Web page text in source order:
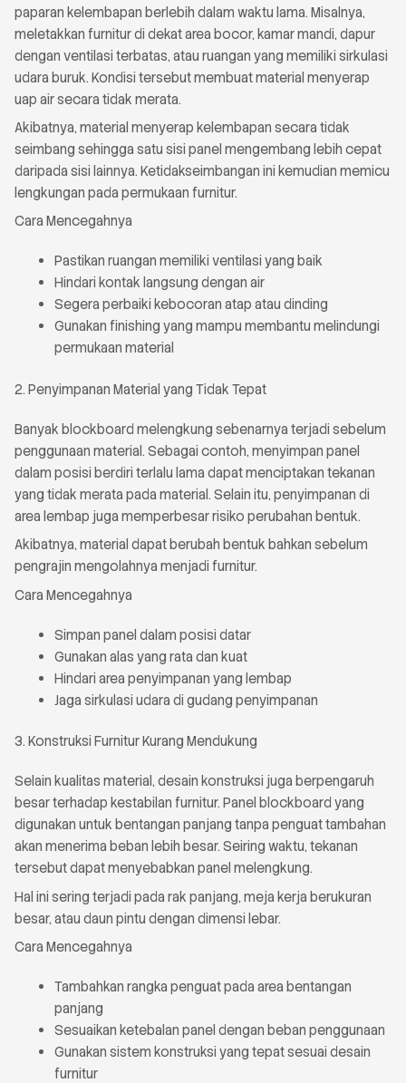
paparan kelembapan berlebih dalam waktu lama. Misalnya,
meletakkan furnitur di dekat area bocor, kamar mandi, dapur
dengan ventilasi terbatas, atau ruangan yang memiliki sirkulasi
udara buruk. Kondisi tersebut membuat material menyerap
uap air secara tidak merata.
Akibatnya, material menyerap kelembapan secara tidak
seimbang sehingga satu sisi panel mengembang lebih cepat
daripada sisi lainnya. Ketidakseimbangan ini kemudian memicu
lengkungan pada permukaan furnitur.
Cara Mencegahnya
Pastikan ruangan memiliki ventilasi yang baik
Hindari kontak langsung dengan air
Segera perbaiki kebocoran atap atau dinding
Gunakan finishing yang mampu membantu melindungi
permukaan material
2. Penyimpanan Material yang Tidak Tepat
Banyak blockboard melengkung sebenarnya terjadi sebelum
penggunaan material. Sebagai contoh, menyimpan panel
dalam posisi berdiri terlalu lama dapat menciptakan tekanan
yang tidak merata pada material. Selain itu, penyimpanan di
area lembap juga memperbesar risiko perubahan bentuk.
Akibatnya, material dapat berubah bentuk bahkan sebelum
pengrajin mengolahnya menjadi furnitur.
Cara Mencegahnya
Simpan panel dalam posisi datar
Gunakan alas yang rata dan kuat
Hindari area penyimpanan yang lembap
Jaga sirkulasi udara di gudang penyimpanan
3. Konstruksi Furnitur Kurang Mendukung
Selain kualitas material, desain konstruksi juga berpengaruh
besar terhadap kestabilan furnitur. Panel blockboard yang
digunakan untuk bentangan panjang tanpa penguat tambahan
akan menerima beban lebih besar. Seiring waktu, tekanan
tersebut dapat menyebabkan panel melengkung.
Hal ini sering terjadi pada rak panjang, meja kerja berukuran
besar, atau daun pintu dengan dimensi lebar.
Cara Mencegahnya
Tambahkan rangka penguat pada area bentangan
panjang
Sesuaikan ketebalan panel dengan beban penggunaan
Gunakan sistem konstruksi yang tepat sesuai desain
furnitur